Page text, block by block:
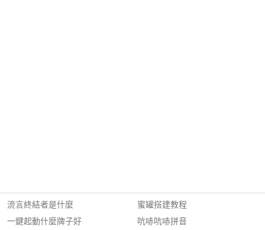
流言終結者是什麼
一鍵起動什麼牌子好
蜜罐搭建教程
吭哧吭哧拼音